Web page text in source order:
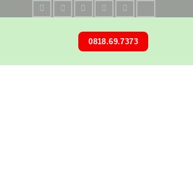
0818.69.7373